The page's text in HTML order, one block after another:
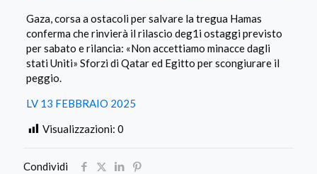
Gaza, corsa a ostacoli per salvare la tregua Hamas
conferma che rinvierà il rilascio deg1i ostaggi previsto
per sabato e rilancia: «Non accettiamo minacce dagli
stati Uniti» Sforzi di Qatar ed Egitto per scongiurare il
peggio.
LV 13 FEBBRAIO 2025
Visualizzazioni: 0
Condividi